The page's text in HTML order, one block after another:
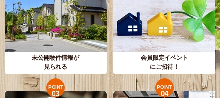
未公開物件情報が
見られる
会員限定イベント
にご招待！
POINT
03
POINT
04